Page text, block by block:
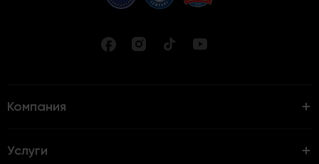
Компания
Услуги